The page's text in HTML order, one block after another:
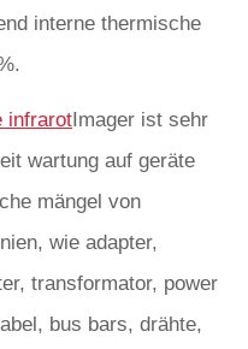
interne thermische
infrarotImager ist sehr
wartung auf geräte
mängel von
wie adapter,
transformator, power
bus bars, drähte,